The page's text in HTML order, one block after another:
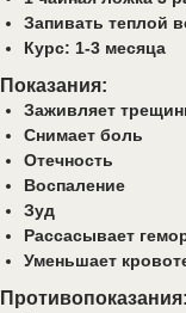
Запивать теплой
Курс: 1-3 месяца
Показания:
Заживляет
Снимает боль
Отечность
Воспаление
Зуд
Рассасывает
Уменьшает
Противопоказания: